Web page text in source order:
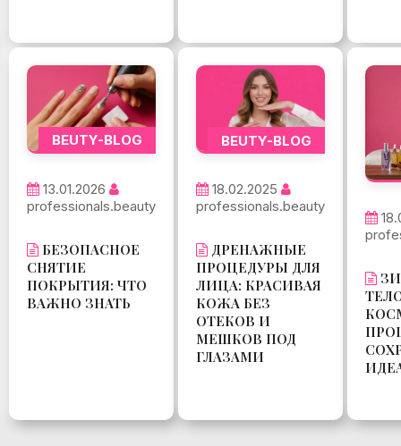
BEUTY-BLOG
13.01.2026
professionals.beauty
БЕЗОПАСНОЕ
СНЯТИЕ
ПОКРЫТИЯ: ЧТО
ВАЖНО ЗНАТЬ
BEUTY-BLOG
18.02.2025
professionals.beauty
ДРЕНАЖНЫЕ
ПРОЦЕДУРЫ ДЛЯ
ЛИЦА: КРАСИВАЯ
КОЖА БЕЗ
ОТЕКОВ И
МЕШКОВ ПОД
ГЛАЗАМИ